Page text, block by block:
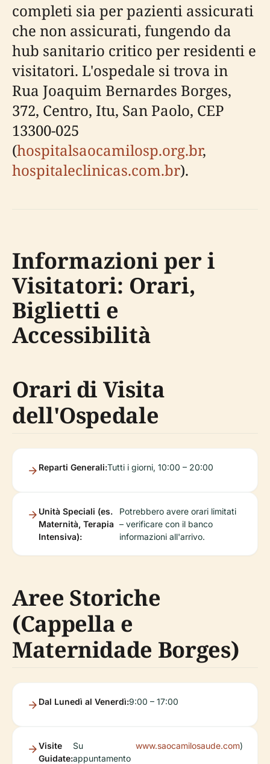
completi sia per pazienti assicurati
che non assicurati, fungendo da
hub sanitario critico per residenti e
visitatori. L'ospedale si trova in
Rua Joaquim Bernardes Borges,
372, Centro, Itu, San Paolo, CEP
13300-025
(hospitalsaocamilosp.org.br,
hospitaleclinicas.com.br).
Informazioni per i
Visitatori: Orari,
Biglietti e
Accessibilità
Orari di Visita
dell'Ospedale
Reparti Generali:Tutti i giorni, 10:00 – 20:00
Unità Speciali (es.
Maternità, Terapia
Intensiva):
Potrebbero avere orari limitati
– verificare con il banco
informazioni all'arrivo.
Aree Storiche
(Cappella e
Maternidade Borges)
Dal Lunedì al Venerdì:9:00 – 17:00
Visite
Guidate:
Su
appuntamento
www.saocamilosaude.com)